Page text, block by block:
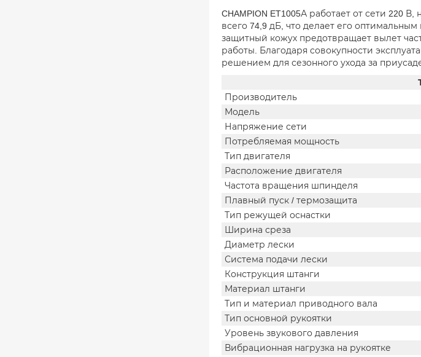
CHAMPION ET1005А работает от сети
всего 74,9 дБ, что делает его
защитный кожух предотвращает вылет
работы. Благодаря совокупности
решением для сезонного ухода за
Производитель
Модель
Напряжение сети
Потребляемая мощность
Тип двигателя
Расположение двигателя
Частота вращения шпинделя
Плавный пуск / термозащита
Тип режущей оснастки
Ширина среза
Диаметр лески
Система подачи лески
Конструкция штанги
Материал штанги
Тип и материал приводного вала
Тип основной рукоятки
Уровень звукового давления
Вибрационная нагрузка на рукоятке